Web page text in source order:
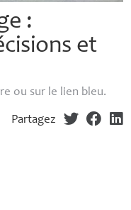
:
et
ou sur le lien bleu.
Partagez